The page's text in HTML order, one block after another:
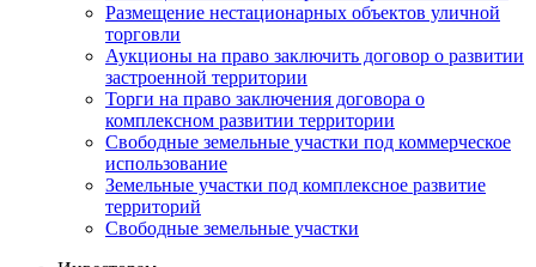
Размещение нестационарных объектов уличной
торговли
Аукционы на право заключить договор о развитии
застроенной территории
Торги на право заключения договора о
комплексном развитии территории
Свободные земельные участки под коммерческое
использование
Земельные участки под комплексное развитие
территорий
Свободные земельные участки